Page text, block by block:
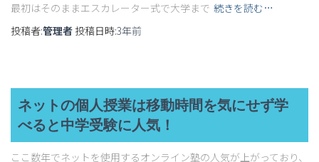
最初はそのままエスカレーター式で大学まで 続きを読む…
投稿者:管理者投稿日時:3年前
ネットの個人授業は移動時間を気にせず学
べると中学受験に人気！
ここ数年でネットを使用するオンライン塾の人気が上がっており、